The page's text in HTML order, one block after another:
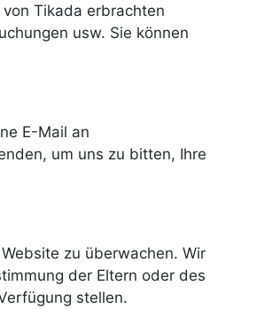
Tikada erbrachten
usw. Sie können
E-Mail an
um uns zu bitten, Ihre
zu überwachen. Wir
der Eltern oder des
stellen.